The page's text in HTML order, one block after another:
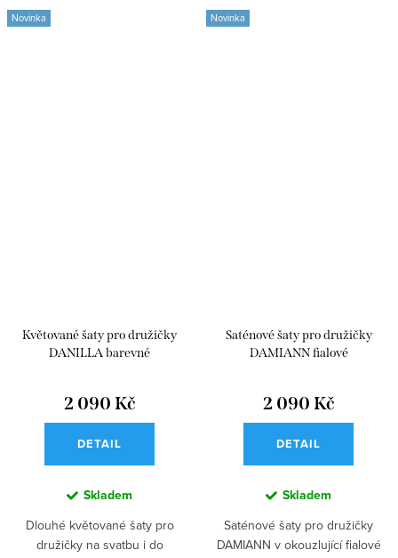
Novinka
Květované šaty pro družičky
DANILLA barevné
2 090 Kč
DETAIL
Skladem
Dlouhé květované šaty pro
družičky na svatbu i do
Novinka
Saténové šaty pro družičky
DAMIANN fialové
2 090 Kč
DETAIL
Skladem
Saténové šaty pro družičky
DAMIANN v okouzlující fialové